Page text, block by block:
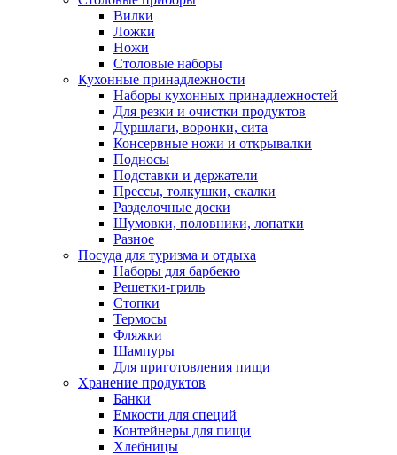
Вилки
Ложки
Ножи
Столовые наборы
Кухонные принадлежности
Наборы кухонных принадлежностей
Для резки и очистки продуктов
Дуршлаги, воронки, сита
Консервные ножи и открывалки
Подносы
Подставки и держатели
Прессы, толкушки, скалки
Разделочные доски
Шумовки, половники, лопатки
Разное
Посуда для туризма и отдыха
Наборы для барбекю
Решетки-гриль
Стопки
Термосы
Фляжки
Шампуры
Для приготовления пищи
Хранение продуктов
Банки
Емкости для специй
Контейнеры для пищи
Хлебницы